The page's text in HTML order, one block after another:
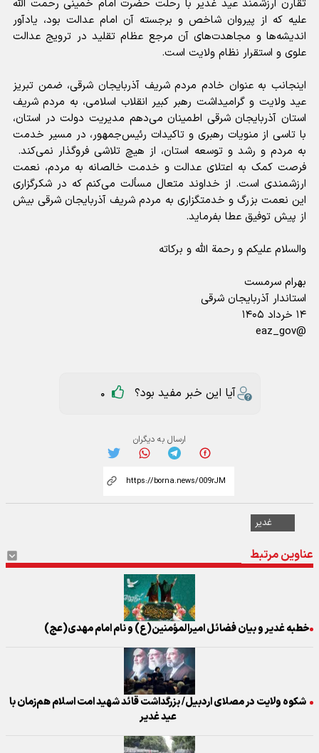
تقارن ارزشمند عید غدیر با رحلت حضرت امام خمینی رحمت الله
علیه که از پیروان شاخص و برجسته آن‌ امام عدالت بود، یادآور
اندیشه‌ها و مجاهدت‌های آن مرجع عظام تقلید در ترویج عدالت
علوی و استقرار نظام ولایت است.
اینجانب به عنوان خادم مردم شریف آذربایجان شرقی، ضمن تبریز
عید ولایت و گرامیداشت رهبر کبیر انقلاب اسلامی، به مردم شریف
استان آذربایجان شرقی اطمینان می‌دهم مدیریت دولت در استان،
با تاسی از منویات رهبری و تاکیدات رئیس‌جمهور، در مسیر خدمت
به مردم و رشد و توسعه استان، از هیچ تلاشی فروگذار نمی‌کند.
فرصت کمک به اعتلای عدالت و خدمت خالصانه به مردم، نعمت
ارزشمندی است. از خداوند متعال مسألت می‌کنم که در شکرگزاری
این نعمت بزرگ و خدمتگزاری به مردم شریف آذربایجان شرقی بیش
از پیش توفیق عطا بفرماید.
والسلام علیکم و رحمة الله و برکاته
بهرام سرمست
استاندار آذربایجان شرقی
۱۴ خرداد ۱۴۰۵
@eaz_gov
آیا این خبر مفید بود؟ 0
ارسال به دیگران
غدیر
عناوین مرتبط
خطبه غدیر و بیان فضائل امیرالمؤمنین(ع) و نام امام مهدی(عج)
شکوه ولایت در مصلای اردبیل/ بزرگداشت قائد شهید امت اسلام هم‌زمان با
عید غدیر